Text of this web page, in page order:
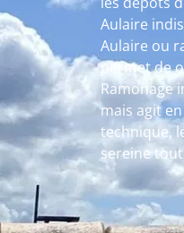
Aulaire
Aulaire ou
permet de
Ramonage
mais agit
technique,
sereine